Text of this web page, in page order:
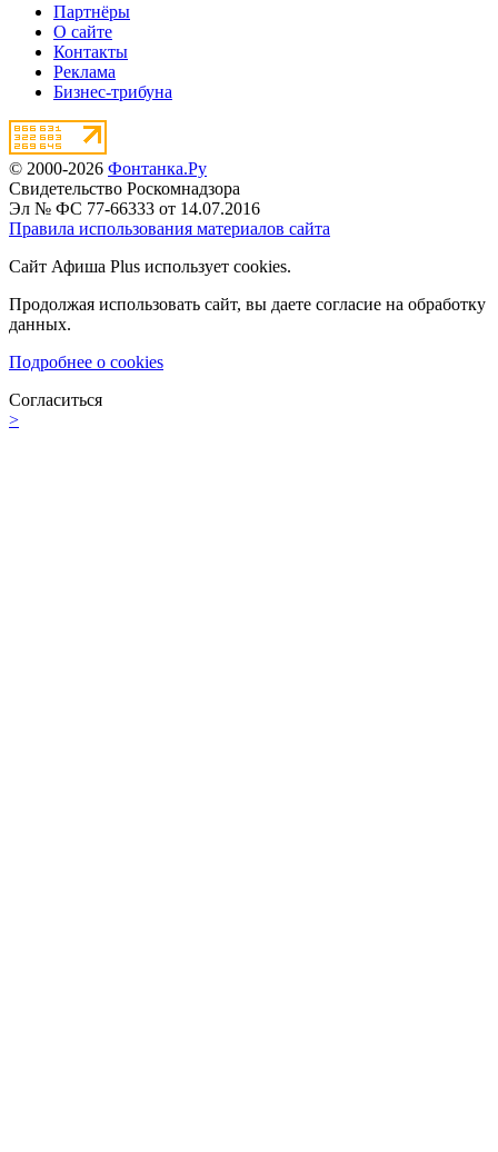
Партнёры
О сайте
Контакты
Реклама
Бизнес-трибуна
© 2000-2026 Фонтанка.Ру
Свидетельство Роскомнадзора
Эл № ФС 77-66333 от 14.07.2016
Правила использования материалов сайта
Сайт Афиша Plus использует cookies.
Продолжая использовать сайт, вы даете согласие на обработку
данных.
Подробнее о cookies
Согласиться
>